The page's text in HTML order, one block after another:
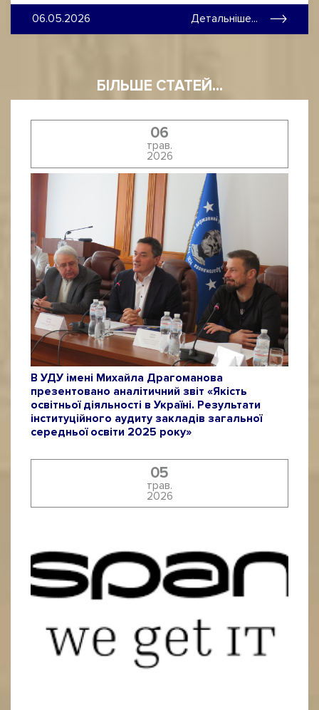
06.05.2026 Детальніше...
БІЛЬШЕ СТАТЕЙ...
06
трав.
2026
В УДУ імені Михайла Драгоманова
презентовано аналітичний звіт «Якість
освітньої діяльності в Україні. Результати
інституційного аудиту закладів загальної
середньої освіти 2025 року»
05
трав.
2026